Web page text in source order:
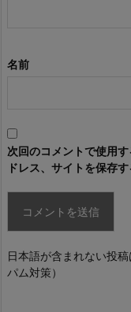
名前
次回のコメントで使用
ドレス、サイトを保存す
日本語が含まれない投
パム対策）